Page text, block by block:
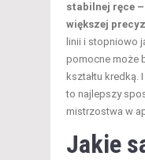
stabilnej ręce
większej
linii i stopniowo
pomocne może
kształtu kredką.
to najlepszy
mistrzostwa w
Jakie